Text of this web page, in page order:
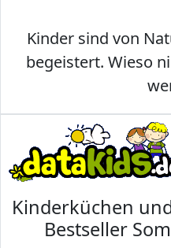
Kinder sind von
begeistert. Wieso
Kinderküchen
Bestseller